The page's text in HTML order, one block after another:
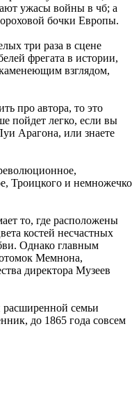
ужасы войны в чб; а
бочки Европы.
три раза в сцене
фрегата в истории,
взглядом,
про автора, то это
пойдет легко, если вы
Арагона, или знаете
Троицкого и немножечко
то, где расположены
костей несчастных
Однако главным
Мемнона,
директора Музеев
расширенной семьи
до 1865 года совсем